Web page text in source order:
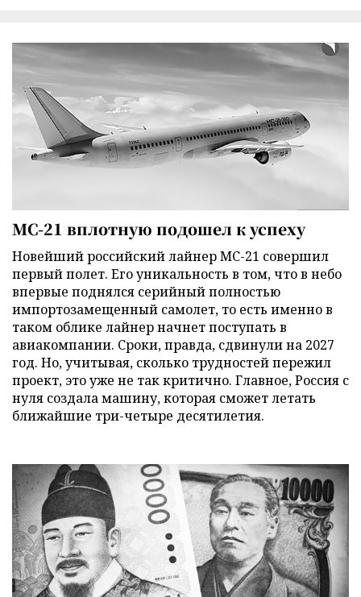
МС-21 вплотную подошел к успеху
Новейший российский лайнер МС-21 совершил
первый полет. Его уникальность в том, что в небо
впервые поднялся серийный полностью
импортозамещенный самолет, то есть именно в
таком облике лайнер начнет поступать в
авиакомпании. Сроки, правда, сдвинули на 2027
год. Но, учитывая, сколько трудностей пережил
проект, это уже не так критично. Главное, Россия с
нуля создала машину, которая сможет летать
ближайшие три-четыре десятилетия.